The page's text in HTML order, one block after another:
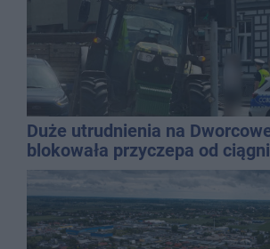
Duże utrudnienia na
blokowała przyczepa od